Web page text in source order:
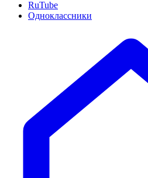
RuTube
Одноклассники